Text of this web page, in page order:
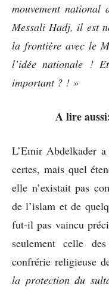
mouvement national
Messali Hadj, il est
la frontière avec le
l’idée nationale !
important ? ! »
A lire
L’Emir Abdelkader
certes, mais quel
elle n’existait pas
de l’islam et de
fut-il pas vaincu
seulement celle
confrérie religieuse
la protection du